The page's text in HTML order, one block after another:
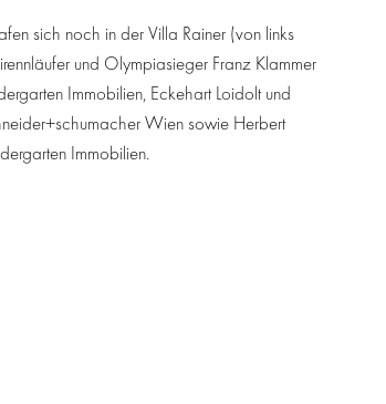
sich noch in der Villa Rainer (von links
und Olympiasieger Franz Klammer
Immobilien, Eckehart Loidolt und
Wien sowie Herbert
Immobilien.